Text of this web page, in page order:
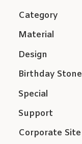
Category
Support
Corporate Site
Material
Design
Birthday Stone
Special